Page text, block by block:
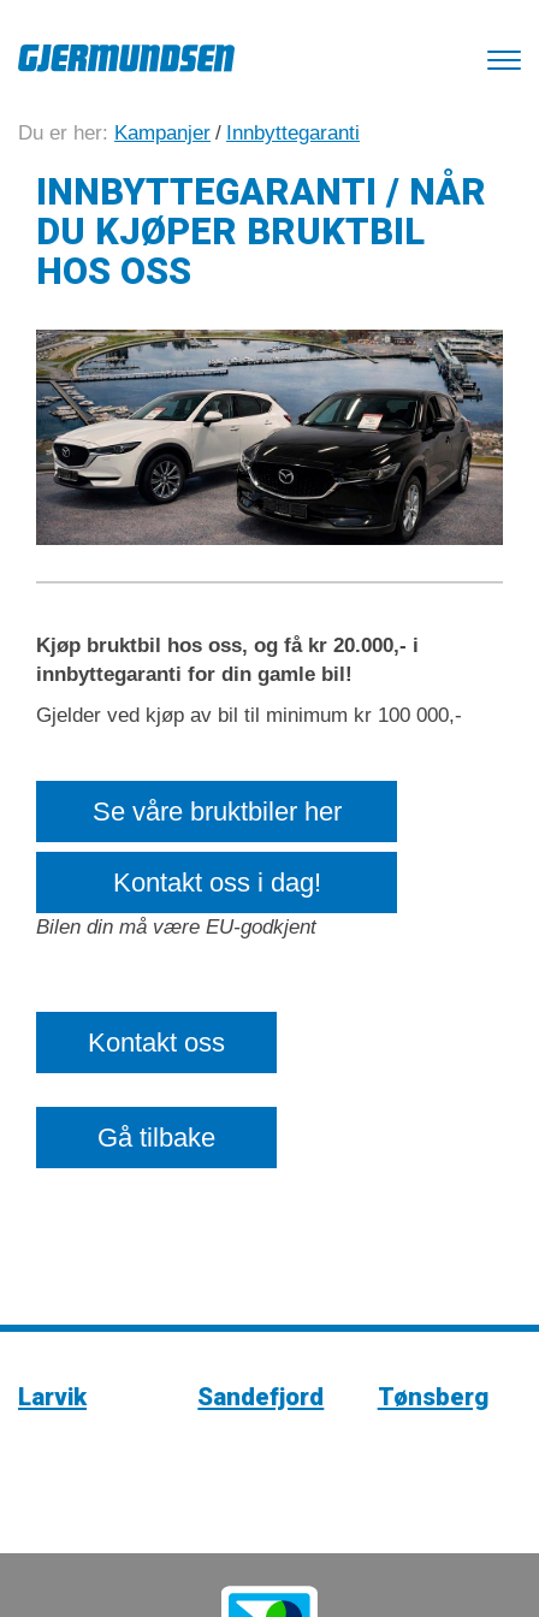
Du er her: Kampanjer / Innbyttegaranti
INNBYTTEGARANTI / NÅR
DU KJØPER BRUKTBIL
HOS OSS
Kjøp bruktbil hos oss, og få kr 20.000,- i
innbyttegaranti for din gamle bil!
Gjelder ved kjøp av bil til minimum kr 100 000,-
Se våre bruktbiler her
Kontakt oss i dag!
Bilen din må være EU-godkjent
Kontakt oss
Gå tilbake
Larvik Sandefjord Tønsberg